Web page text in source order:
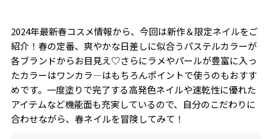
2024年最新春コスメ情報から、今回は新作＆限定ネイルをご
紹介！春の定番、爽やかな日差しに似合うパステルカラーが
各ブランドからお目見え♡さらにラメやパールが豊富に入っ
たカラーはワンカラ―はもちろんポイントで使うのもおすす
めです。一度塗りで完了する高発色ネイルや速乾性に優れた
アイテムなど機能面も充実しているので、自分のこだわりに
合わせながら、春ネイルを冒険してみて！